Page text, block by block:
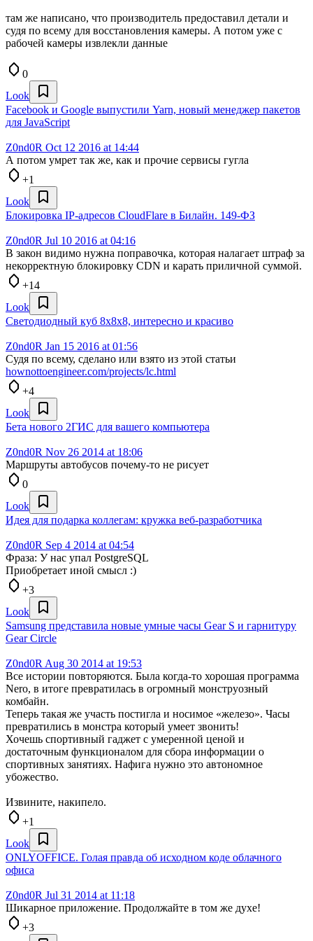
там же написано, что производитель предоставил детали и
судя по всему для восстановления камеры. А потом уже с
рабочей камеры извлекли данные
0
Look
Facebook и Google выпустили Yarn, новый менеджер пакетов
для JavaScript
Z0nd0R Oct 12 2016 at 14:44
А потом умрет так же, как и прочие сервисы гугла
+1
Look
Блокировка IP-адресов CloudFlare в Билайн. 149-ФЗ
Z0nd0R Jul 10 2016 at 04:16
В закон видимо нужна поправочка, которая налагает штраф за
некорректную блокировку CDN и карать приличной суммой.
+14
Look
Светодиодный куб 8х8х8, интересно и красиво
Z0nd0R Jan 15 2016 at 01:56
Судя по всему, сделано или взято из этой статьи
hownottoengineer.com/projects/lc.html
+4
Look
Бета нового 2ГИС для вашего компьютера
Z0nd0R Nov 26 2014 at 18:06
Маршруты автобусов почему-то не рисует
0
Look
Идея для подарка коллегам: кружка веб-разработчика
Z0nd0R Sep 4 2014 at 04:54
Фраза: У нас упал PostgreSQL
Приобретает иной смысл :)
+3
Look
Samsung представила новые умные часы Gear S и гарнитуру
Gear Circle
Z0nd0R Aug 30 2014 at 19:53
Все истории повторяются. Была когда-то хорошая программа
Nero, в итоге превратилась в огромный монструозный
комбайн.
Теперь такая же участь постигла и носимое «железо». Часы
превратились в монстра который умеет звонить!
Хочешь спортивный гаджет с умеренной ценой и
достаточным функционалом для сбора информации о
спортивных занятиях. Нафига нужно это автономное
убожество.
Извините, накипело.
+1
Look
ONLYOFFICE. Голая правда об исходном коде облачного
офиса
Z0nd0R Jul 31 2014 at 11:18
Шикарное приложение. Продолжайте в том же духе!
+3